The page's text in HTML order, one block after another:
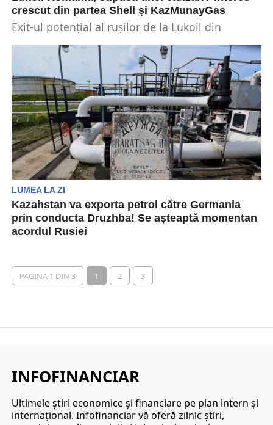
crescut din partea Shell şi KazMunayGas
Exit-ul potențial al rușilor de la Lukoil din
contextul tranziției...
LUMEA LA ZI
Kazahstan va exporta petrol către Germania
prin conducta Druzhba! Se așteaptă momentan
acordul Rusiei
parte și Rompetrol,...
PAGINA 1 DIN 3 1 2 3
INFOFINANCIAR
Ultimele ştiri economice şi financiare pe plan intern şi
internaţional. Infofinanciar vă oferă zilnic ştiri,